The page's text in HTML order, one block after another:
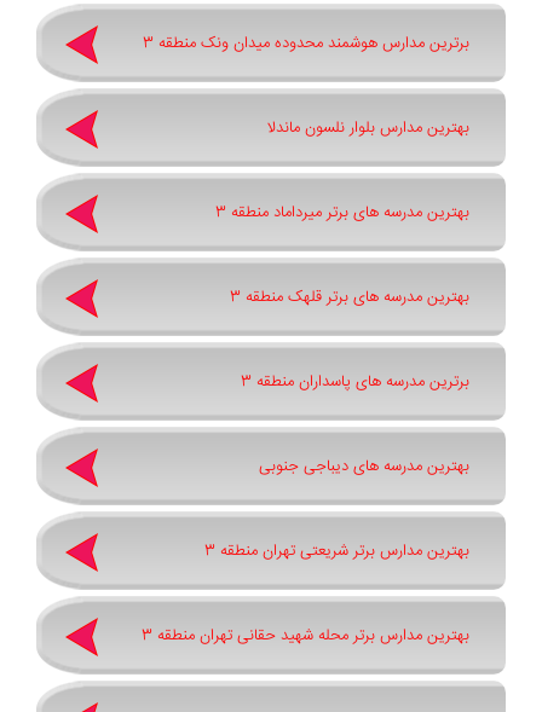
برترین مدارس هوشمند محدوده میدان ونک منطقه 3
بهترین مدارس بلوار نلسون ماندلا
بهترین مدرسه های برتر میرداماد منطقه 3
بهترین مدرسه های برتر قلهک منطقه 3
برترین مدرسه های پاسداران منطقه 3
بهترین مدرسه های دیباجی جنوبی
بهترین مدارس برتر شریعتی تهران منطقه 3
بهترین مدارس برتر محله شهید حقانی تهران منطقه 3